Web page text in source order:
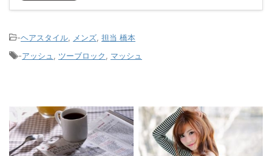
-ヘアスタイル メンズ 担当 橋本
-アッシュ ツーブロック マッシュ